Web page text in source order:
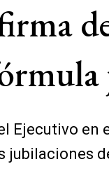
Ejecutivo en
jubilaciones